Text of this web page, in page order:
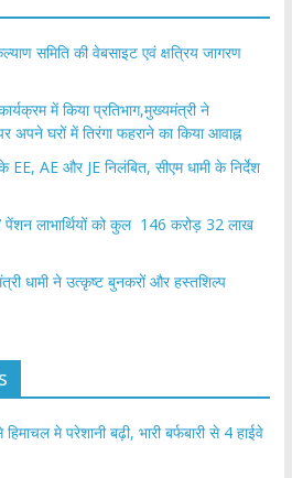
समिति की वेबसाइट एवं क्षत्रिय जागरण
में किया प्रतिभाग,मुख्यमंत्री ने
अपने घरों में तिरंगा फहराने का किया आवाह्न
AE और JE निलंबित, सीएम धामी के निर्देश
लाभार्थियों को कुल 146 करोड़ 32 लाख
धामी ने उत्कृष्ट बुनकरों और हस्तशिल्प
मे परेशानी बढ़ी, भारी बर्फबारी से 4 हाईवे